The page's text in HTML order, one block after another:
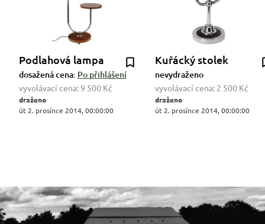
Podlahová lampa
dosažená cena: Po přihlášení
vyvolávací cena:9 500 Kč
draženo
út 2. prosince 2014, 00:00:00
Kuřácký stolek
nevydraženo
vyvolávací cena: 2 500 Kč
draženo
út 2. prosince 2014, 00:00:00